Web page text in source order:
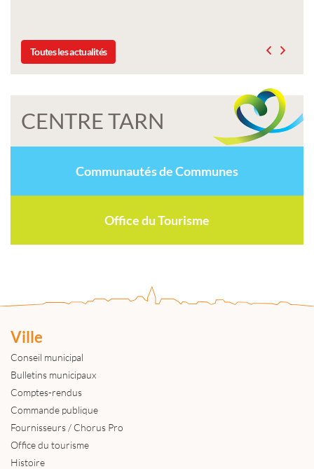
Toutes les actualités
CENTRE TARN
Communautés de Communes
Office du Tourisme
Ville
Conseil municipal
Bulletins municipaux
Comptes-rendus
Commande publique
Fournisseurs / Chorus Pro
Office du tourisme
Histoire